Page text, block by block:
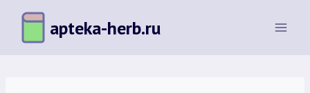
Перейти
содержимому
apteka-herb.ru